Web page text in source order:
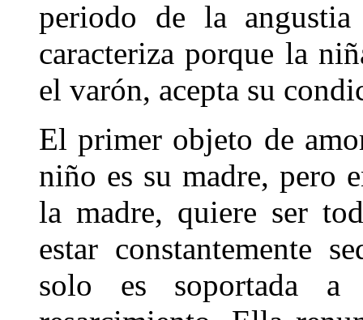
periodo de la
caracteriza porque la
el varón, acepta su
El primer objeto de
niño es su madre, pero
la madre, quiere ser
estar constantemente
solo es soportada